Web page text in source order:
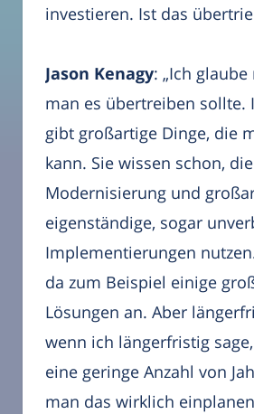
investieren. Ist das
Jason Kenagy: „Ich
man es übertreiben sollte.
gibt großartige Dinge, die
kann. Sie wissen schon,
Modernisierung und
eigenständige, sogar
Implementierungen
da zum Beispiel einige
Lösungen an. Aber
wenn ich längerfristig
eine geringe Anzahl von
man das wirklich